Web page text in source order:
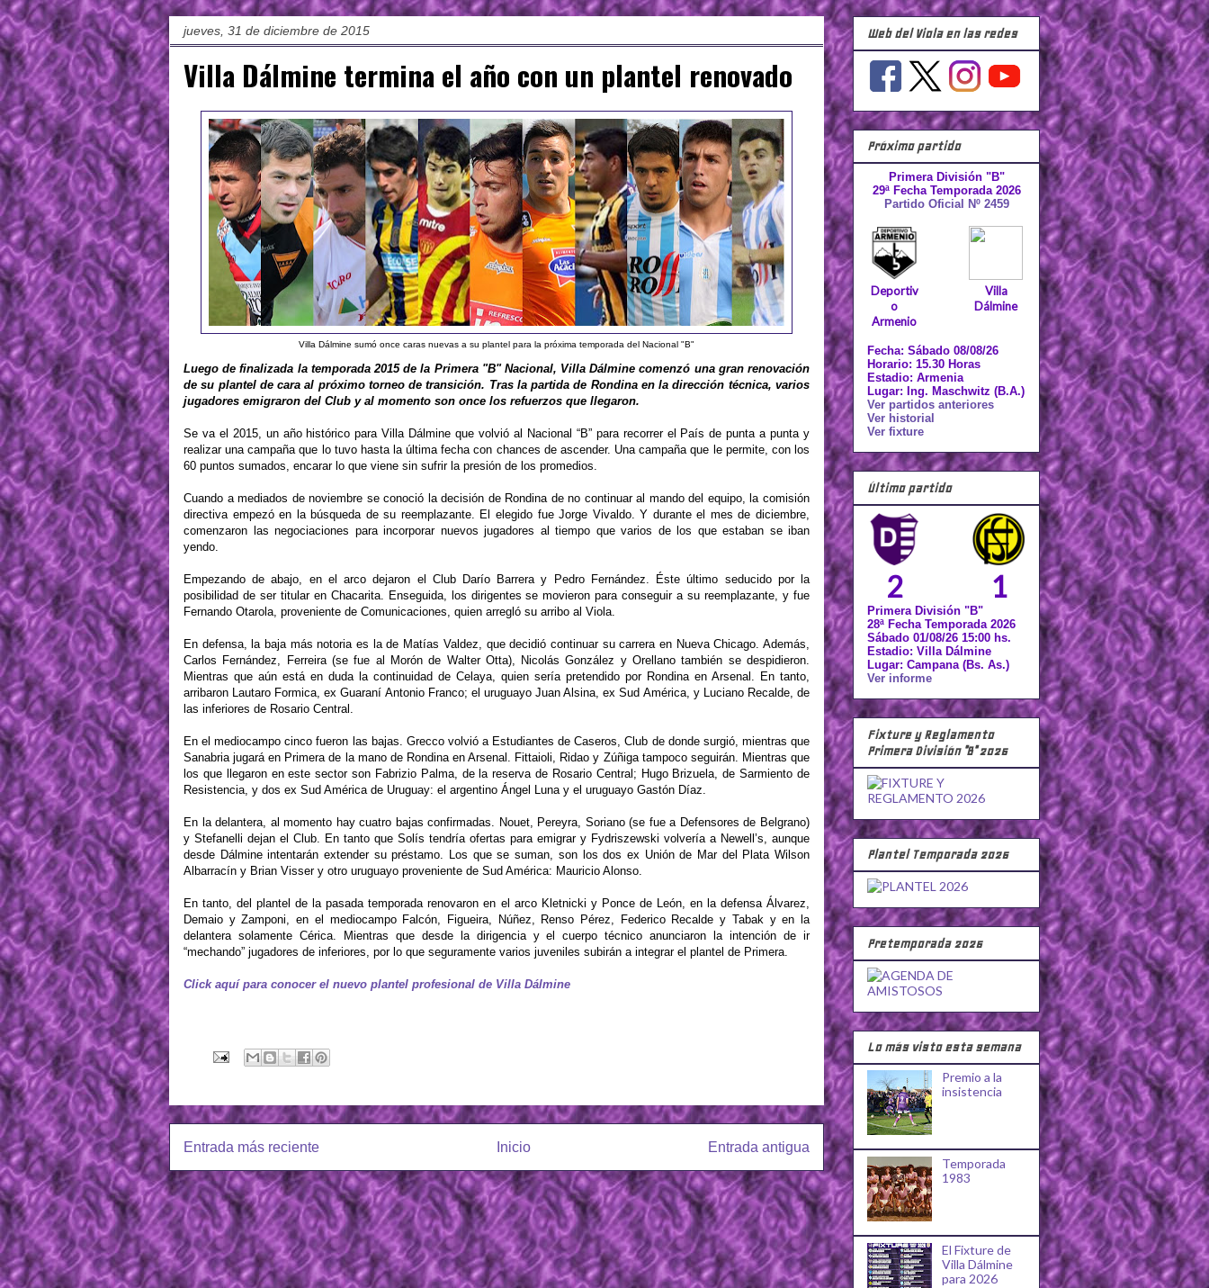
jueves, 31 de diciembre de 2015
Villa Dálmine termina el año con un plantel renovado
Villa Dálmine sumó once caras nuevas a su plantel para la próxima temporada del Nacional "B"
Luego de finalizada la temporada 2015 de la Primera "B" Nacional, Villa Dálmine comenzó una gran renovación
de su plantel de cara al próximo torneo de transición. Tras la partida de Rondina en la dirección técnica, varios
jugadores emigraron del Club y al momento son once los refuerzos que llegaron.
Se va el 2015, un año histórico para Villa Dálmine que volvió al Nacional “B” para recorrer el País de punta a punta y
realizar una campaña que lo tuvo hasta la última fecha con chances de ascender. Una campaña que le permite, con los
60 puntos sumados, encarar lo que viene sin sufrir la presión de los promedios.
Cuando a mediados de noviembre se conoció la decisión de Rondina de no continuar al mando del equipo, la comisión
directiva empezó en la búsqueda de su reemplazante. El elegido fue Jorge Vivaldo. Y durante el mes de diciembre,
comenzaron las negociaciones para incorporar nuevos jugadores al tiempo que varios de los que estaban se iban
yendo.
Empezando de abajo, en el arco dejaron el Club Darío Barrera y Pedro Fernández. Éste último seducido por la
posibilidad de ser titular en Chacarita. Enseguida, los dirigentes se movieron para conseguir a su reemplazante, y fue
Fernando Otarola, proveniente de Comunicaciones, quien arregló su arribo al Viola.
En defensa, la baja más notoria es la de Matías Valdez, que decidió continuar su carrera en Nueva Chicago. Además,
Carlos Fernández, Ferreira (se fue al Morón de Walter Otta), Nicolás González y Orellano también se despidieron.
Mientras que aún está en duda la continuidad de Celaya, quien sería pretendido por Rondina en Arsenal. En tanto,
arribaron Lautaro Formica, ex Guaraní Antonio Franco; el uruguayo Juan Alsina, ex Sud América, y Luciano Recalde, de
las inferiores de Rosario Central.
En el mediocampo cinco fueron las bajas. Grecco volvió a Estudiantes de Caseros, Club de donde surgió, mientras que
Sanabria jugará en Primera de la mano de Rondina en Arsenal. Fittaioli, Ridao y Zúñiga tampoco seguirán. Mientras que
los que llegaron en este sector son Fabrizio Palma, de la reserva de Rosario Central; Hugo Brizuela, de Sarmiento de
Resistencia, y dos ex Sud América de Uruguay: el argentino Ángel Luna y el uruguayo Gastón Díaz.
En la delantera, al momento hay cuatro bajas confirmadas. Nouet, Pereyra, Soriano (se fue a Defensores de Belgrano)
y Stefanelli dejan el Club. En tanto que Solís tendría ofertas para emigrar y Fydriszewski volvería a Newell’s, aunque
desde Dálmine intentarán extender su préstamo. Los que se suman, son los dos ex Unión de Mar del Plata Wilson
Albarracín y Brian Visser y otro uruguayo proveniente de Sud América: Mauricio Alonso.
En tanto, del plantel de la pasada temporada renovaron en el arco Kletnicki y Ponce de León, en la defensa Álvarez,
Demaio y Zamponi, en el mediocampo Falcón, Figueira, Núñez, Renso Pérez, Federico Recalde y Tabak y en la
delantera solamente Cérica. Mientras que desde la dirigencia y el cuerpo técnico anunciaron la intención de ir
“mechando” jugadores de inferiores, por lo que seguramente varios juveniles subirán a integrar el plantel de Primera.
Click aquí para conocer el nuevo plantel profesional de Villa Dálmine
Entrada más reciente Entrada antigua
Inicio
Web del Viola en las redes
Próximo partido
Primera División "B"
29ª Fecha Temporada 2026
Partido Oficial Nº 2459
Deportiv
o
Armenio
Villa
Dálmine
Fecha: Sábado 08/08/26
Horario: 15.30 Horas
Estadio: Armenia
Lugar: Ing. Maschwitz (B.A.)
Ver partidos anteriores
Ver historial
Ver fixture
Último partido
2 1
Primera División "B"
28ª Fecha Temporada 2026
Sábado 01/08/26 15:00 hs.
Estadio: Villa Dálmine
Lugar: Campana (Bs. As.)
Ver informe
Fixture y Reglamento
Primera División "B" 2026
Plantel Temporada 2026
Pretemporada 2026
Lo más visto esta semana
Premio a la
insistencia
Temporada
1983
El Fixture de
Villa Dálmine
para 2026